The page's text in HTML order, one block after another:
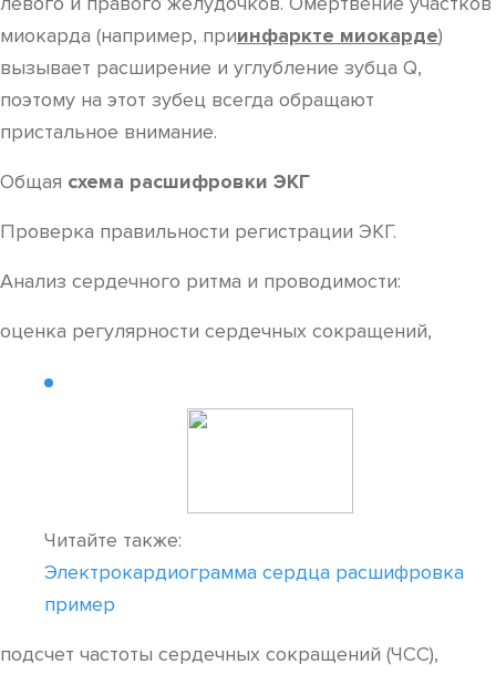
миокарда (например, приинфаркте миокарде)
вызывает расширение и углубление зубца Q,
поэтому на этот зубец всегда обращают
пристальное внимание.
Общая схема расшифровки ЭКГ
Проверка правильности регистрации ЭКГ.
Анализ сердечного ритма и проводимости:
оценка регулярности сердечных сокращений,
Читайте также:
Электрокардиограмма сердца расшифровка
пример
подсчет частоты сердечных сокращений (ЧСС),